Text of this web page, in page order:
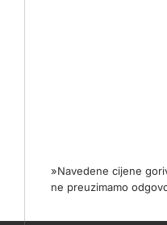
»Navedene cijene
ne preuzimamo